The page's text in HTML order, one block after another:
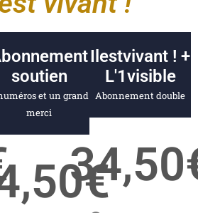
soutien
et un grand
merci
Ilestvivant ! +
L'1visible
Abonnement double